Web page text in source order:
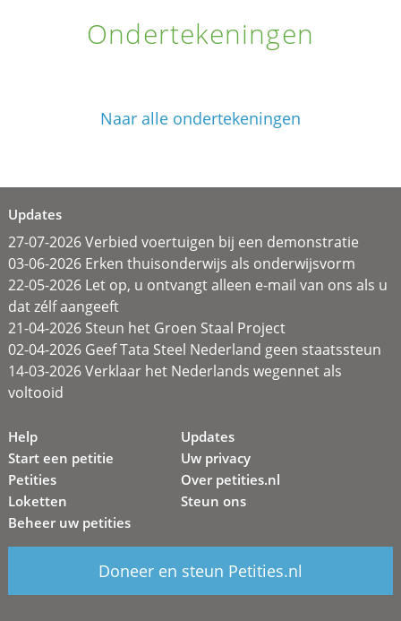
Ondertekeningen
Naar alle ondertekeningen
Updates
27-07-2026 Verbied voertuigen bij een demonstratie
03-06-2026 Erken thuisonderwijs als onderwijsvorm
22-05-2026 Let op, u ontvangt alleen e-mail van ons als u
dat zélf aangeeft
21-04-2026 Steun het Groen Staal Project
02-04-2026 Geef Tata Steel Nederland geen staatssteun
14-03-2026 Verklaar het Nederlands wegennet als
voltooid
Help
Start een petitie
Petities
Loketten
Beheer uw petities
Updates
Uw privacy
Over petities.nl
Steun ons
Doneer en steun Petities.nl